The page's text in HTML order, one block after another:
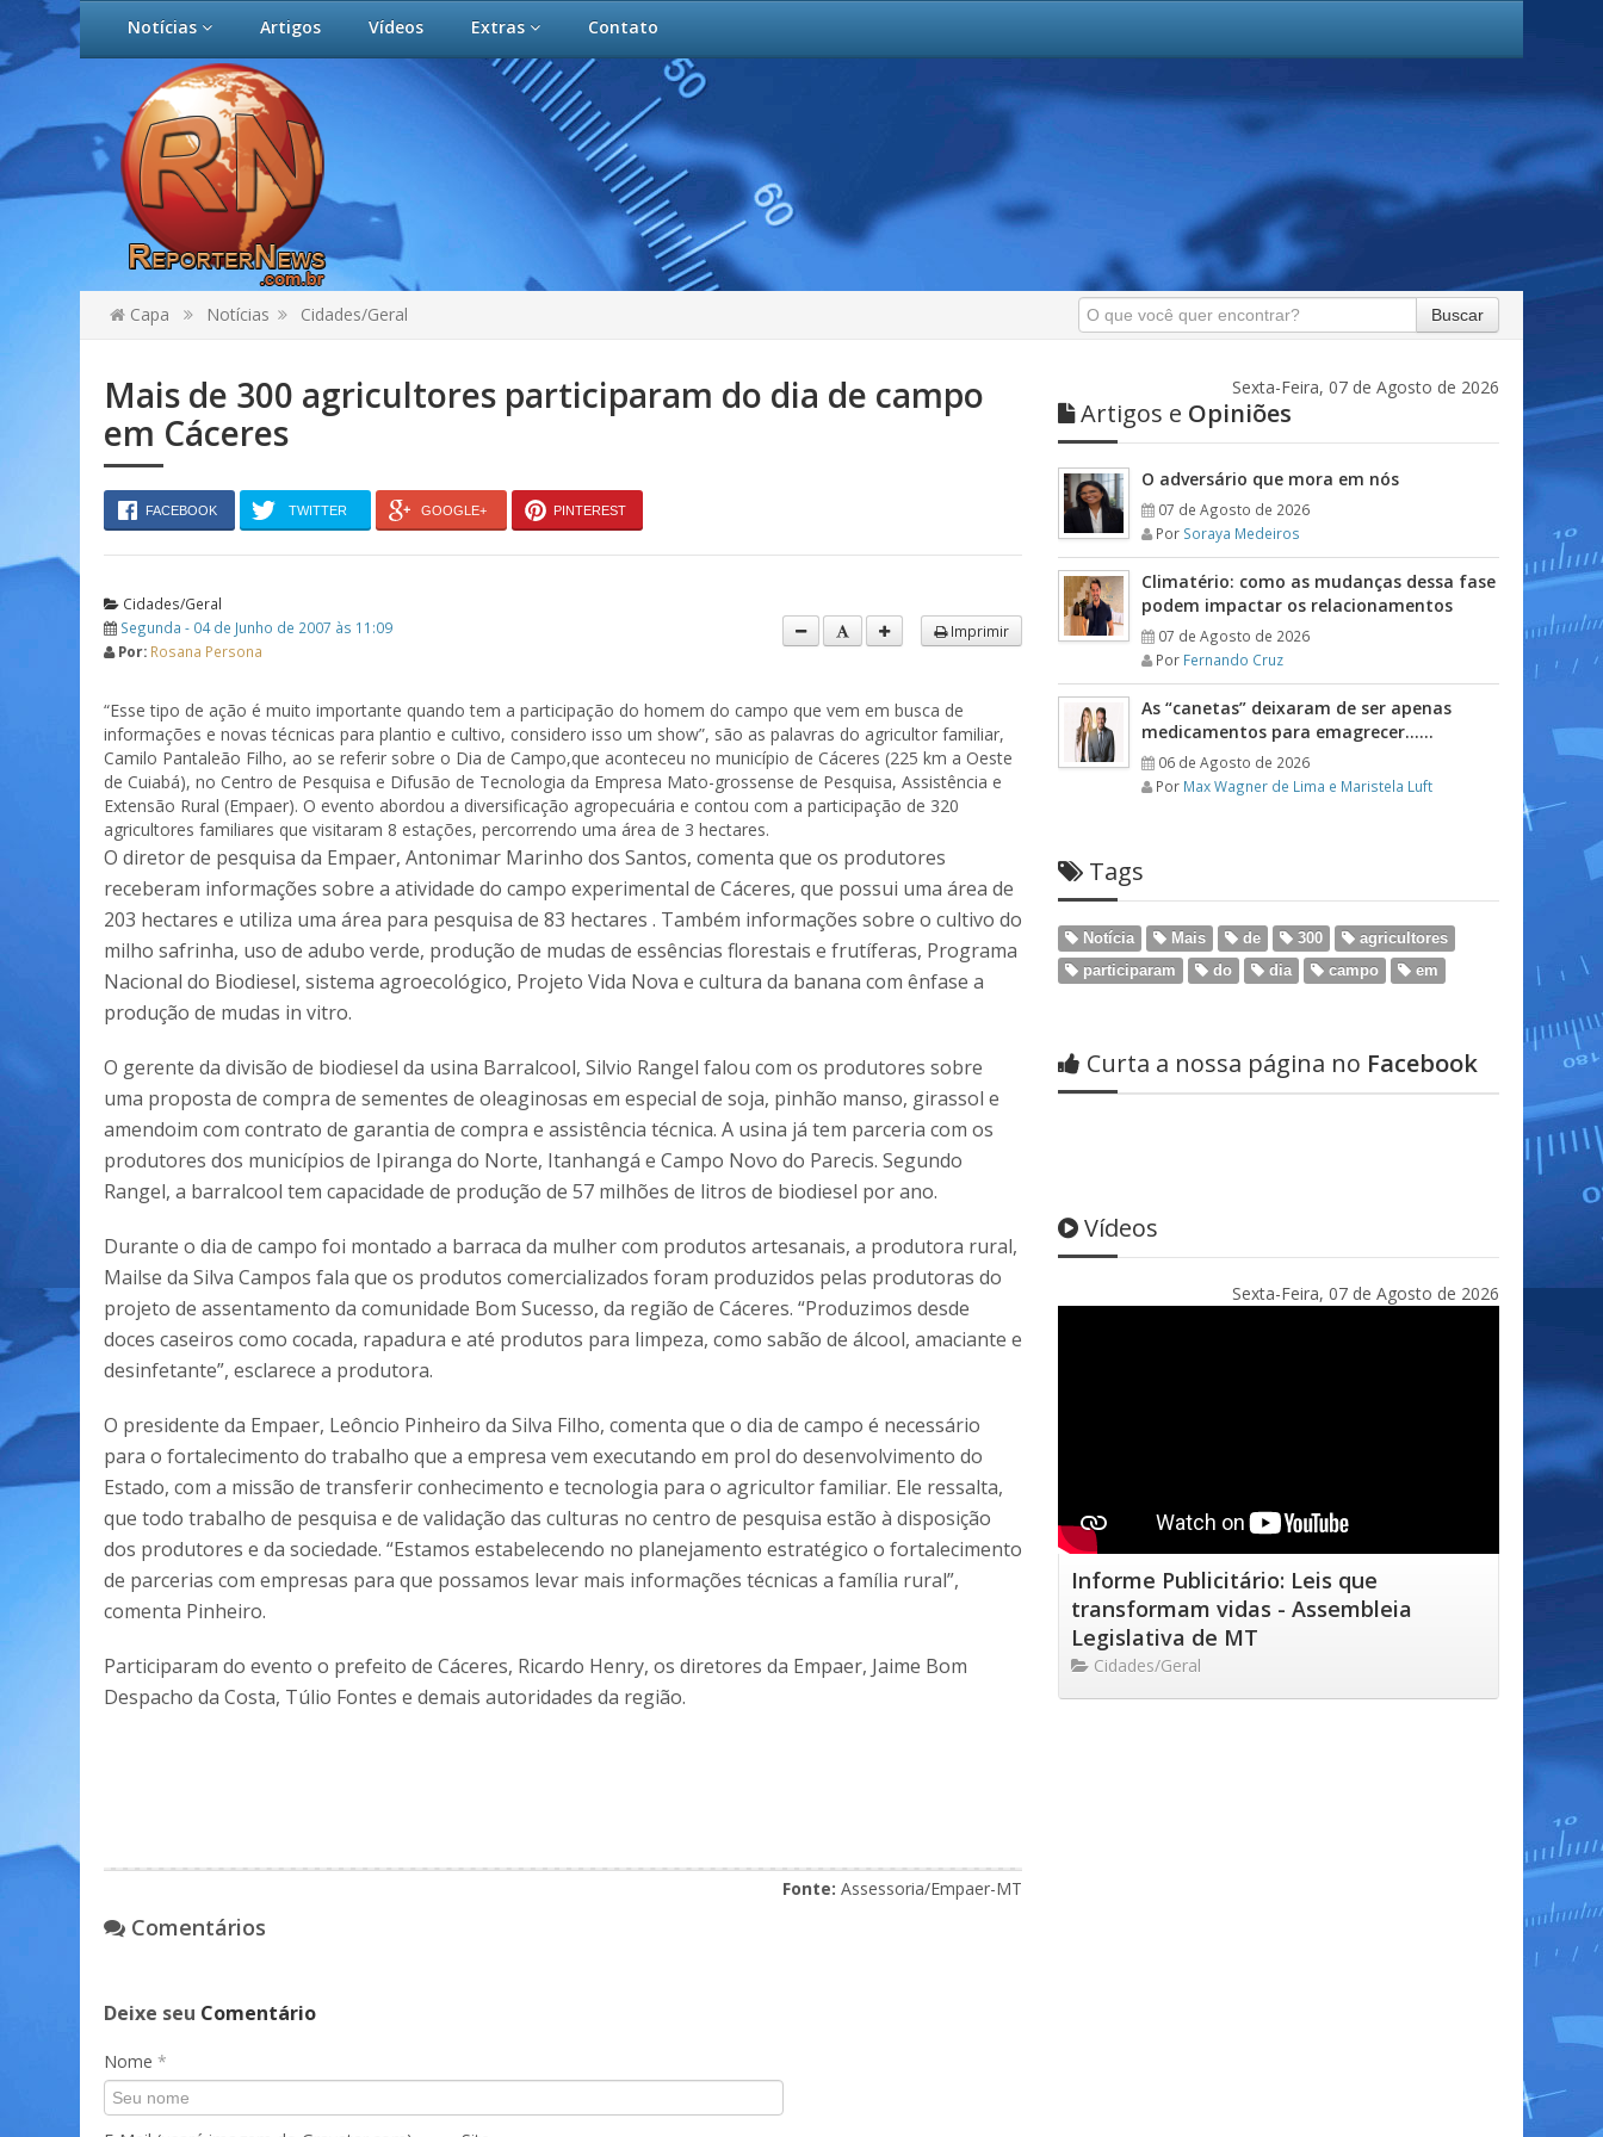
Notícias Artigos Vídeos Extras Contato
Capa Notícias Cidades/Geral Buscar
Mais de 300 agricultores participaram do dia de campo
em Cáceres
FACEBOOK TWITTER GOOGLE+ PINTEREST
Cidades/Geral
Segunda - 04 de Junho de 2007 às 11:09
Por: Rosana Persona
Imprimir
“Esse tipo de ação é muito importante quando tem a participação do homem do campo que vem em busca de
informações e novas técnicas para plantio e cultivo, considero isso um show”, são as palavras do agricultor familiar,
Camilo Pantaleão Filho, ao se referir sobre o Dia de Campo,que aconteceu no município de Cáceres (225 km a Oeste
de Cuiabá), no Centro de Pesquisa e Difusão de Tecnologia da Empresa Mato-grossense de Pesquisa, Assistência e
Extensão Rural (Empaer). O evento abordou a diversificação agropecuária e contou com a participação de 320
agricultores familiares que visitaram 8 estações, percorrendo uma área de 3 hectares.
O diretor de pesquisa da Empaer, Antonimar Marinho dos Santos, comenta que os produtores
receberam informações sobre a atividade do campo experimental de Cáceres, que possui uma área de
203 hectares e utiliza uma área para pesquisa de 83 hectares . Também informações sobre o cultivo do
milho safrinha, uso de adubo verde, produção de mudas de essências florestais e frutíferas, Programa
Nacional do Biodiesel, sistema agroecológico, Projeto Vida Nova e cultura da banana com ênfase a
produção de mudas in vitro.
O gerente da divisão de biodiesel da usina Barralcool, Silvio Rangel falou com os produtores sobre
uma proposta de compra de sementes de oleaginosas em especial de soja, pinhão manso, girassol e
amendoim com contrato de garantia de compra e assistência técnica. A usina já tem parceria com os
produtores dos municípios de Ipiranga do Norte, Itanhangá e Campo Novo do Parecis. Segundo
Rangel, a barralcool tem capacidade de produção de 57 milhões de litros de biodiesel por ano.
Durante o dia de campo foi montado a barraca da mulher com produtos artesanais, a produtora rural,
Mailse da Silva Campos fala que os produtos comercializados foram produzidos pelas produtoras do
projeto de assentamento da comunidade Bom Sucesso, da região de Cáceres. “Produzimos desde
doces caseiros como cocada, rapadura e até produtos para limpeza, como sabão de álcool, amaciante e
desinfetante”, esclarece a produtora.
O presidente da Empaer, Leôncio Pinheiro da Silva Filho, comenta que o dia de campo é necessário
para o fortalecimento do trabalho que a empresa vem executando em prol do desenvolvimento do
Estado, com a missão de transferir conhecimento e tecnologia para o agricultor familiar. Ele ressalta,
que todo trabalho de pesquisa e de validação das culturas no centro de pesquisa estão à disposição
dos produtores e da sociedade. “Estamos estabelecendo no planejamento estratégico o fortalecimento
de parcerias com empresas para que possamos levar mais informações técnicas a família rural”,
comenta Pinheiro.
Participaram do evento o prefeito de Cáceres, Ricardo Henry, os diretores da Empaer, Jaime Bom
Despacho da Costa, Túlio Fontes e demais autoridades da região.
Fonte: Assessoria/Empaer-MT
Comentários
Deixe seu Comentário
Nome *
Sexta-Feira, 07 de Agosto de 2026
Artigos e Opiniões
O adversário que mora em nós
07 de Agosto de 2026
Por Soraya Medeiros
Climatério: como as mudanças dessa fase
podem impactar os relacionamentos
07 de Agosto de 2026
Por Fernando Cruz
As “canetas” deixaram de ser apenas
medicamentos para emagrecer……
06 de Agosto de 2026
Por Max Wagner de Lima e Maristela Luft
Tags
Notícia Mais de 300
agricultores
participaram
do dia campo em
Curta a nossa página no Facebook
Vídeos
Sexta-Feira, 07 de Agosto de 2026
Informe Publicitário: Leis que
transformam vidas - Assembleia
Legislativa de MT
Cidades/Geral